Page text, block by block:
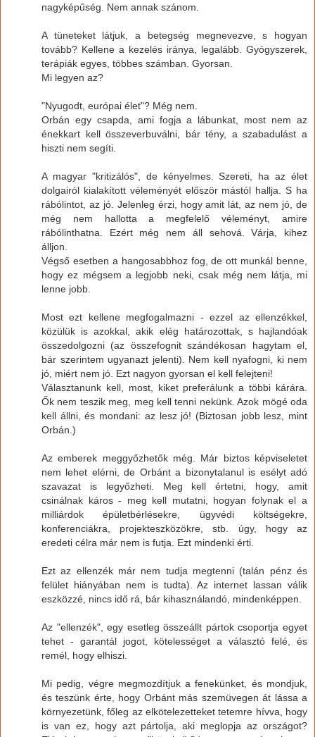
nagyképűség. Nem annak szánom.
A tüneteket látjuk, a betegség megnevezve, s hogyan
tovább? Kellene a kezelés iránya, legalább. Gyógyszerek,
terápiák egyes, többes számban. Gyorsan.
Mi legyen az?
"Nyugodt, európai élet"? Még nem.
Orbán egy csapda, ami fogja a lábunkat, most nem az
énekkart kell összeverbuválni, bár tény, a szabadulást a
hiszti nem segíti.
A magyar "kritizálós", de kényelmes. Szereti, ha az élet
dolgairól kialakított véleményét először mástól hallja. S ha
rábólintot, az jó. Jelenleg érzi, hogy amit lát, az nem jó, de
még nem hallotta a megfelelő véleményt, amire
rábólinthatna. Ezért még nem áll sehová. Várja, kihez
álljon.
Végső esetben a hangosabbhoz fog, de ott munkál benne,
hogy ez mégsem a legjobb neki, csak még nem látja, mi
lenne jobb.
Most ezt kellene megfogalmazni - ezzel az ellenzékkel,
közülük is azokkal, akik elég határozottak, s hajlandóak
összedolgozni (az összefognit szándékosan hagytam el,
bár szerintem ugyanazt jelenti). Nem kell nyafogni, ki nem
jó, miért nem jó. Ezt nagyon gyorsan el kell felejteni!
Választanunk kell, most, kiket preferálunk a többi kárára.
Ők nem teszik meg, meg kell tenni nekünk. Azok mögé oda
kell állni, és mondani: az lesz jó! (Biztosan jobb lesz, mint
Orbán.)
Az emberek meggyőzhetők még. Már biztos képviseletet
nem lehet elérni, de Orbánt a bizonytalanul is esélyt adó
szavazat is legyőzheti. Meg kell értetni, hogy, amit
csinálnak káros - meg kell mutatni, hogyan folynak el a
milliárdok épületbérlésekre, ügyvédi költségekre,
konferenciákra, projekteszközökre, stb. úgy, hogy az
eredeti célra már nem is futja. Ezt mindenki érti.
Ezt az ellenzék már nem tudja megtenni (talán pénz és
felület hiányában nem is tudta). Az internet lassan válik
eszközzé, nincs idő rá, bár kihasználandó, mindenképpen.
Az "ellenzék", egy esetleg összeállt pártok csoportja egyet
tehet - garantál jogot, kötelességet a választó felé, és
remél, hogy elhiszi.
Mi pedig, végre megmozdítjuk a fenekünket, és mondjuk,
és teszünk érte, hogy Orbánt más szemüvegen át lássa a
környezetünk, főleg az elkötelezetteket tetemre hívva, hogy
is van ez, hogy azt pártolja, aki meglopja az országot?